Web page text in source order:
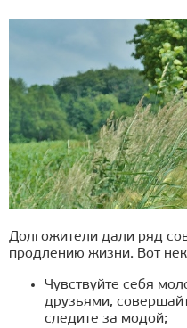
Долгожители дали ряд
продлению жизни. Вот
Чувствуйте себя
друзьями,
следите за модой;